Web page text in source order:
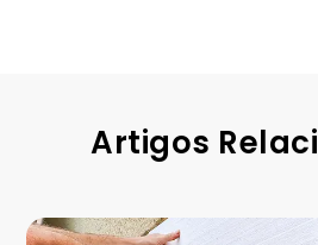
Artigos